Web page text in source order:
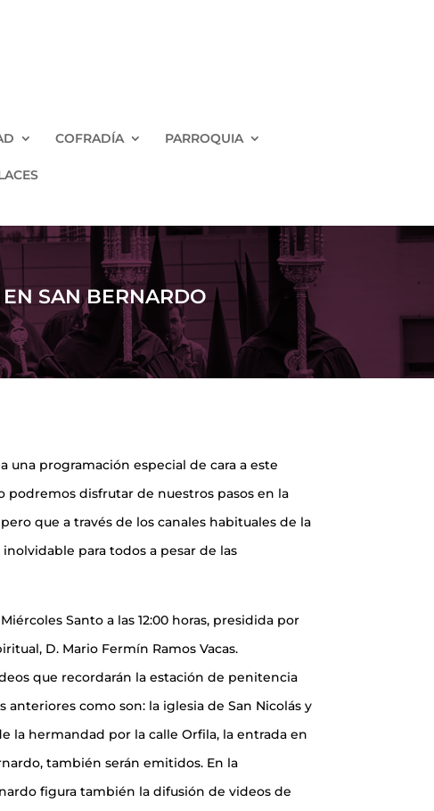
COFRADÍA PARROQUIA
SAN BERNARDO
programación especial de cara a este
podremos disfrutar de nuestros pasos en la
que a través de los canales habituales de la
para todos a pesar de las
Santo a las 12:00 horas, presidida por
D. Mario Fermín Ramos Vacas.
que recordarán la estación de penitencia
como son: la iglesia de San Nicolás y
la hermandad por la calle Orfila, la entrada en
también serán emitidos. En la
figura también la difusión de videos de